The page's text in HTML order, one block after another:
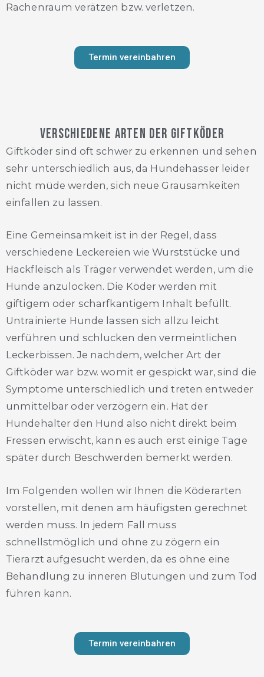
Rachenraum verätzen bzw. verletzen.
Termin vereinbahren
Verschiedene Arten der Giftköder
Giftköder sind oft schwer zu erkennen und sehen
sehr unterschiedlich aus, da Hundehasser leider
nicht müde werden, sich neue Grausamkeiten
einfallen zu lassen.
Eine Gemeinsamkeit ist in der Regel, dass
verschiedene Leckereien wie Wurststücke und
Hackfleisch als Träger verwendet werden, um die
Hunde anzulocken. Die Köder werden mit
giftigem oder scharfkantigem Inhalt befüllt.
Untrainierte Hunde lassen sich allzu leicht
verführen und schlucken den vermeintlichen
Leckerbissen. Je nachdem, welcher Art der
Giftköder war bzw. womit er gespickt war, sind die
Symptome unterschiedlich und treten entweder
unmittelbar oder verzögern ein. Hat der
Hundehalter den Hund also nicht direkt beim
Fressen erwischt, kann es auch erst einige Tage
später durch Beschwerden bemerkt werden.
Im Folgenden wollen wir Ihnen die Köderarten
vorstellen, mit denen am häufigsten gerechnet
werden muss. In jedem Fall muss
schnellstmöglich und ohne zu zögern ein
Tierarzt aufgesucht werden, da es ohne eine
Behandlung zu inneren Blutungen und zum Tod
führen kann.
Termin vereinbahren